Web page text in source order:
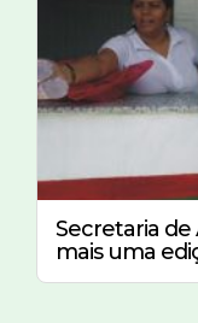
Secretaria de
mais uma